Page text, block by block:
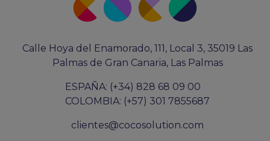
Calle Hoya del Enamorado, 111, Local 3, 35019 Las
Palmas de Gran Canaria, Las Palmas
ESPAÑA: (+34) 828 68 09 00
COLOMBIA: (+57) 301 7855687
clientes@cocosolution.com